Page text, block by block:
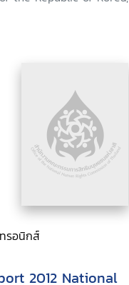
รอนิกส์
2012 National